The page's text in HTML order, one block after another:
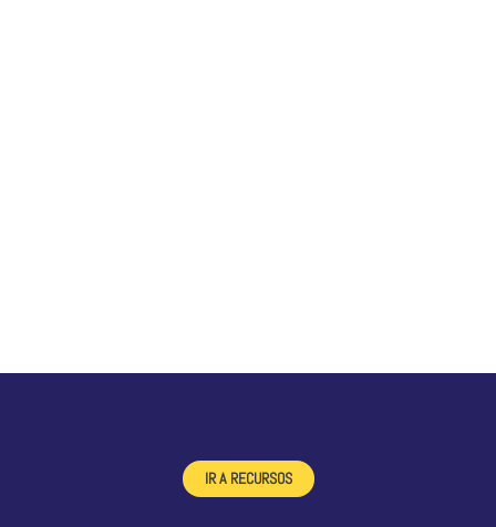
IR A RECURSOS